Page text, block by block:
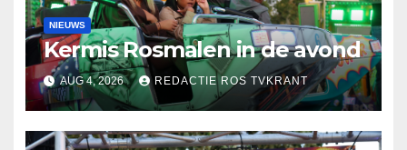
NIEUWS
Kermis Rosmalen in de avond
AUG 4, 2026 REDACTIE ROS TVKRANT